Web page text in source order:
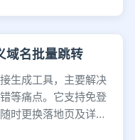
域名批量跳转
生成工具，主要解决
等痛点。它支持免登
时更换落地页及详细